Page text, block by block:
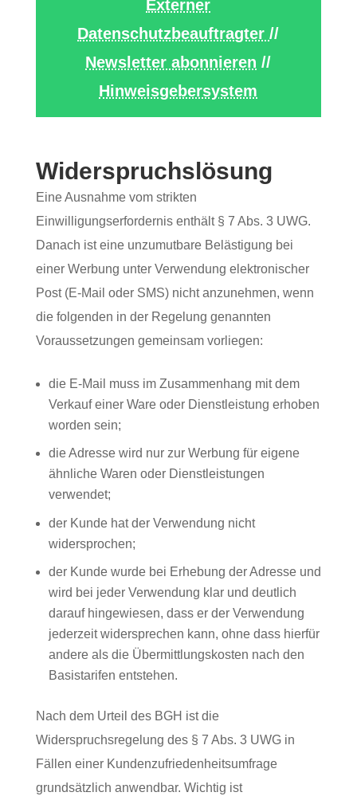
Externer
Datenschutzbeauftragter//
Newsletter abonnieren //
Hinweisgebersystem
Widerspruchslösung
Eine Ausnahme vom strikten
Einwilligungserfordernis enthält § 7 Abs. 3 UWG.
Danach ist eine unzumutbare Belästigung bei
einer Werbung unter Verwendung elektronischer
Post (E-Mail oder SMS) nicht anzunehmen, wenn
die folgenden in der Regelung genannten
Voraussetzungen gemeinsam vorliegen:
die E-Mail muss im Zusammenhang mit dem
Verkauf einer Ware oder Dienstleistung erhoben
worden sein;
die Adresse wird nur zur Werbung für eigene
ähnliche Waren oder Dienstleistungen
verwendet;
der Kunde hat der Verwendung nicht
widersprochen;
der Kunde wurde bei Erhebung der Adresse und
wird bei jeder Verwendung klar und deutlich
darauf hingewiesen, dass er der Verwendung
jederzeit widersprechen kann, ohne dass hierfür
andere als die Übermittlungskosten nach den
Basistarifen entstehen.
Nach dem Urteil des BGH ist die
Widerspruchsregelung des § 7 Abs. 3 UWG in
Fällen einer Kundenzufriedenheitsumfrage
grundsätzlich anwendbar. Wichtig ist